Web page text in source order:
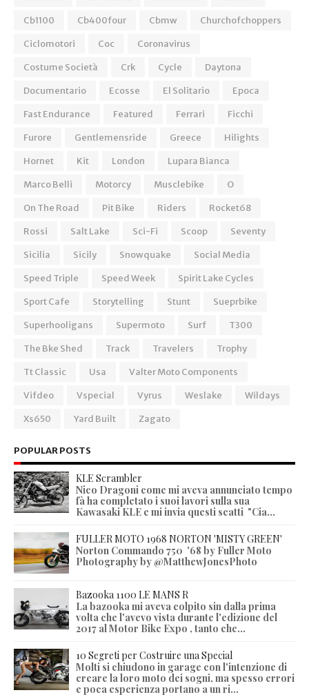
Cb1100
Cb400four Cbmw
Churchofchoppers
Ciclomotori
Coc
Coronavirus
Costume Società
Crk Cycle
Daytona
Documentario
Ecosse El Solitario
Epoca
Fast Endurance
Featured Ferrari
Ficchi
Furore
Gentlemensride Greece
Hilights
Hornet
Kit London
Lupara Bianca
Marco Belli
Motorcy Musclebike
O
On The Road
Pit Bike Riders
Rocket68
Rossi
Salt Lake Sci-Fi Scoop
Seventy
Sicilia
Sicily Snowquake
Social Media
Speed Triple
Speed Week
Spirit Lake Cycles
Sport Cafe
Storytelling Stunt
Sueprbike
Superhooligans
Supermoto Surf
T300
The Bke Shed
Track Travelers
Trophy
Tt Classic
Usa
Valter Moto Components
Vifdeo
Vspecial Vyrus Weslake
Wildays
Xs650
Yard Built Zagato
POPULAR POSTS
KLE Scrambler
Nico Dragoni come mi aveva annunciato tempo
fà ha completato i suoi lavori sulla sua
Kawasaki KLE e mi invia questi scatti "Cia...
FULLER MOTO 1968 NORTON 'MISTY GREEN'
Norton Commando 750 '68 by Fuller Moto
Photography by @MatthewJonesPhoto
Bazooka 1100 LE MANS R
La bazooka mi aveva colpito sin dalla prima
volta che l'avevo vista durante l'edizione del
2017 al Motor Bike Expo , tanto che...
10 Segreti per Costruire una Special
Molti si chiudono in garage con l'intenzione di
creare la loro moto dei sogni, ma spesso errori
e poca esperienza portano a un ri...